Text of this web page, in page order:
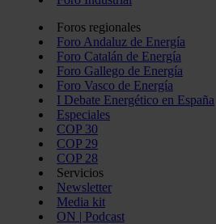
Foros regionales
Foro Andaluz de Energía
Foro Catalán de Energía
Foro Gallego de Energía
Foro Vasco de Energía
I Debate Energético en España
Especiales
COP 30
COP 29
COP 28
Servicios
Newsletter
Media kit
ON | Podcast